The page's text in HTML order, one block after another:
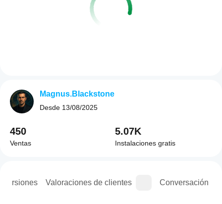
versiones Valoraciones de clientes Conversación
Magnus.Blackstone
Desde 13/08/2025
450
Ventas
5.07K
Instalaciones gratis